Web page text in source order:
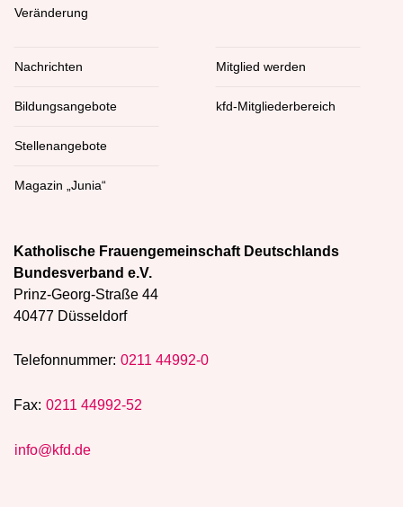
Veränderung
Nachrichten
Bildungsangebote
Stellenangebote
Magazin „Junia“
Mitglied werden
kfd-Mitgliederbereich
Katholische Frauengemeinschaft Deutschlands
Bundesverband e.V.
Prinz-Georg-Straße 44
40477 Düsseldorf
Telefonnummer: 0211 44992-0
Fax: 0211 44992-52
info@kfd.de